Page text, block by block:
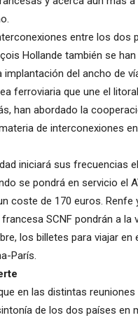
entre los dos
Hollande también se
implantación del ancho de
ferroviaria que une el litoral
han abordado la
de interconexiones
iniciará sus frecuencias
se pondrá en servicio el
coste de 170 euros. Renfe
SCNF pondrán a la
los billetes para viajar en
París.
en las distintas
de los dos países en